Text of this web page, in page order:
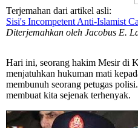
Terjemahan dari artikel asli:
Sisi's Incompetent Anti-Islamist
Diterjemahkan oleh Jacobus E.
Hari ini, seorang hakim Mesir di
menjatuhkan hukuman mati
membunuh seorang petugas
membuat kita sejenak terhenyak.